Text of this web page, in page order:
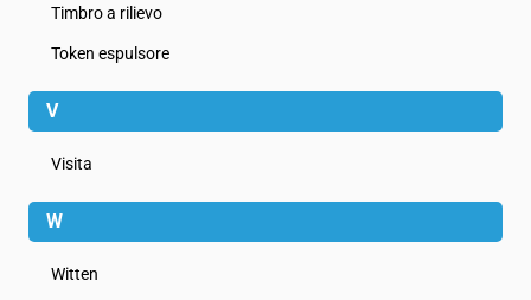
Timbro a rilievo
Token espulsore
V
Visita
W
Witten